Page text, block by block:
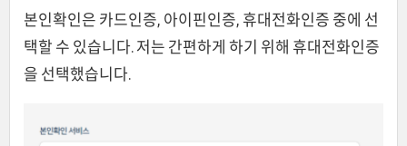
본인확인은 카드인증, 아이핀인증, 휴대전화인증 중에 선
택할 수 있습니다. 저는 간편하게 하기 위해 휴대전화인증
을 선택했습니다.